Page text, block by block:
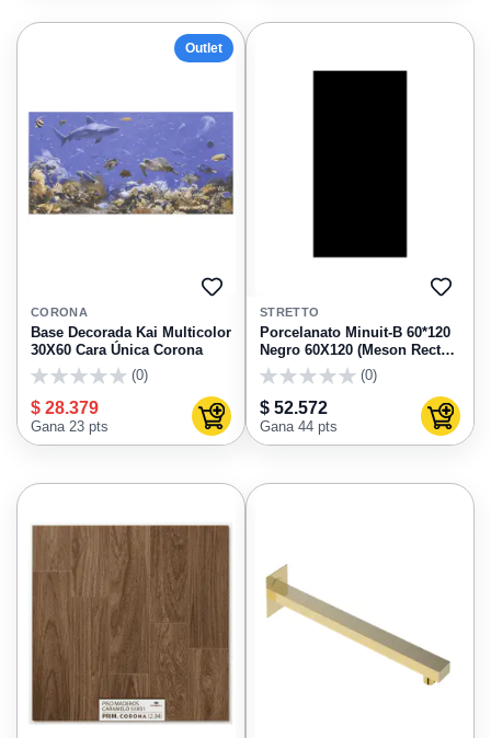
Outlet
AGREGAR
FAVORITOS
CORONA
Base Decorada Kai Multicolor
30X60 Cara Única Corona
(0)
$ 28.379
Gana 23 pts Agregar al carrito
STRETTO
Porcelanato Minuit-B 60*120
Negro 60X120 (Meson Recto)
Unidad
(0)
$ 52.572
Gana 44 pts